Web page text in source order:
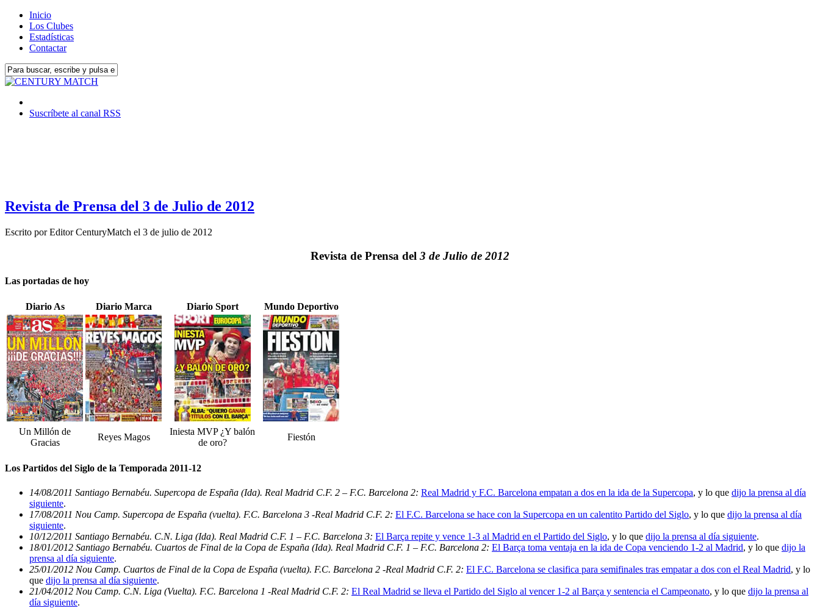
Inicio
Los Clubes
Estadísticas
Contactar
Suscríbete al canal RSS
Revista de Prensa del 3 de Julio de 2012
Escrito porEditor CenturyMatch el 3 de julio de 2012
Revista de Prensa del 3 de Julio de 2012
Las portadas de hoy
Diario As Diario Marca Diario Sport Mundo Deportivo
Un Millón de
Gracias
Reyes Magos
Iniesta MVP ¿Y balón
de oro?
Fiestón
Los Partidos del Siglo de la Temporada 2011-12
14/08/2011 Santiago Bernabéu. Supercopa de España (Ida). Real Madrid C.F. 2 – F.C. Barcelona 2: Real Madrid y F.C. Barcelona empatan a dos en la ida de la Supercopa, y lo que dijo la prensa al día
siguiente.
17/08/2011 Nou Camp. Supercopa de España (vuelta). F.C. Barcelona 3 -Real Madrid C.F. 2: El F.C. Barcelona se hace con la Supercopa en un calentito Partido del Siglo, y lo que dijo la prensa al día
siguiente.
10/12/2011 Santiago Bernabéu. C.N. Liga (Ida). Real Madrid C.F. 1 – F.C. Barcelona 3: El Barça repite y vence 1-3 al Madrid en el Partido del Siglo, y lo que dijo la prensa al día siguiente.
18/01/2012 Santiago Bernabéu. Cuartos de Final de la Copa de España (Ida). Real Madrid C.F. 1 – F.C. Barcelona 2: El Barça toma ventaja en la ida de Copa venciendo 1-2 al Madrid, y lo que dijo la
prensa al día siguiente.
25/01/2012 Nou Camp. Cuartos de Final de la Copa de España (vuelta). F.C. Barcelona 2 -Real Madrid C.F. 2: El F.C. Barcelona se clasifica para semifinales tras empatar a dos con el Real Madrid, y lo
que dijo la prensa al día siguiente.
21/04/2012 Nou Camp. C.N. Liga (Vuelta). F.C. Barcelona 1 -Real Madrid C.F. 2: El Real Madrid se lleva el Partido del Siglo al vencer 1-2 al Barça y sentencia el Campeonato, y lo que dijo la prensa al
día siguiente.